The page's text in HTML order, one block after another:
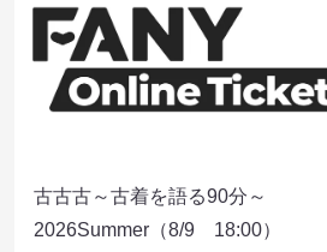
古古古～古着を語る90分～
2026Summer（8/9 18:00）